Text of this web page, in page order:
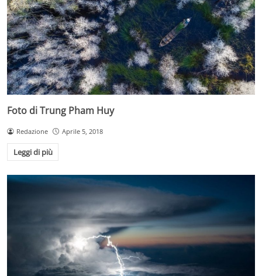
Foto di Trung Pham Huy
Redazione Aprile 5, 2018
Leggi di più